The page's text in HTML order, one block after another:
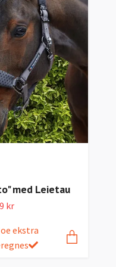
med Leietau
kr
ekstra